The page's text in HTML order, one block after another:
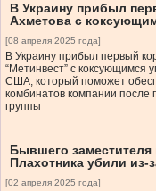
В Украину прибыл
Ахметова с
[08 апреля 2025 года]
В Украину прибыл первый
“Метинвест” с коксующимся
США, который поможет
комбинатов компании после
группы
Бывшего заместителя
Плахотника убили из-
[02 апреля 2025 года]